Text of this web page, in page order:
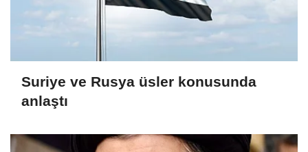
Suriye ve Rusya üsler konusunda
anlaştı